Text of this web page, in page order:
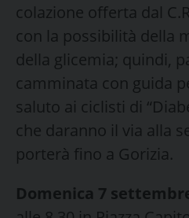
colazione offerta dal
con la possibilità della
della glicemia; quindi,
camminata con guida
saluto ai ciclisti di
che daranno il via alla
porterà fino a Gorizia.
Domenica 7